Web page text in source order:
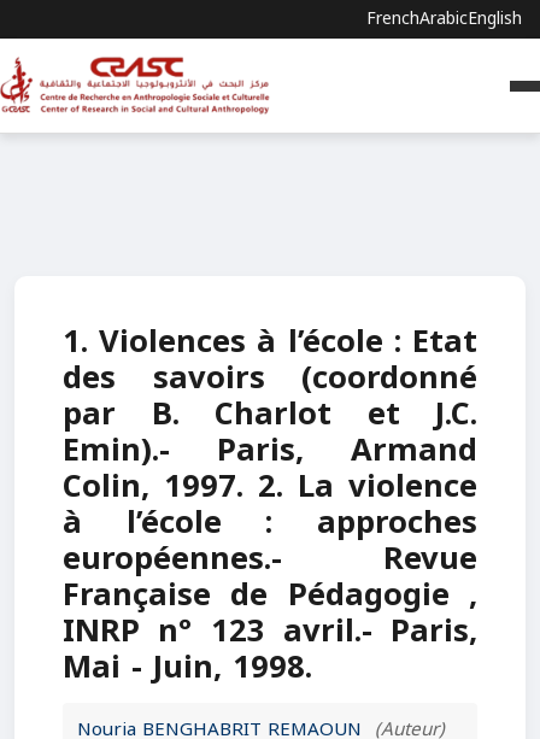
FrenchArabicEnglish
1. Violences à l’école : Etat
des savoirs (coordonné
par B. Charlot et J.C.
Emin).- Paris, Armand
Colin, 1997. 2. La violence
à l’école : approches
européennes.- Revue
Française de Pédagogie ,
INRP n° 123 avril.- Paris,
Mai - Juin, 1998.
Nouria BENGHABRIT REMAOUN (Auteur)